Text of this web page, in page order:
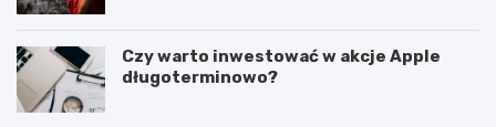
Czy warto inwestować w akcje Apple
długoterminowo?